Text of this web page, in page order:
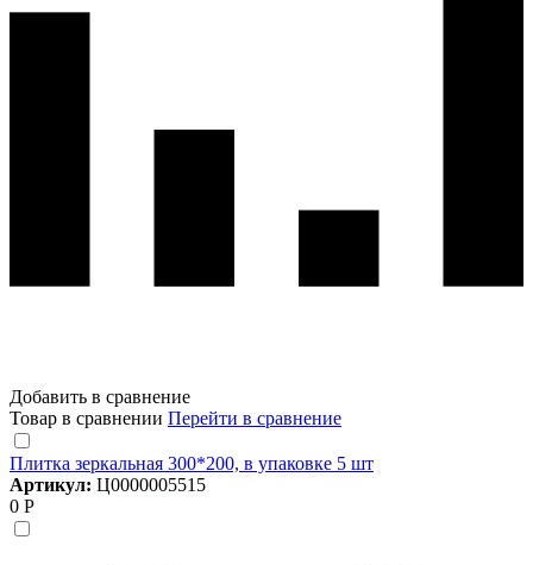
Добавить в сравнение
Товар в сравнении Перейти в сравнение
Плитка зеркальная 300*200, в упаковке 5 шт
Артикул: Ц0000005515
0 Р